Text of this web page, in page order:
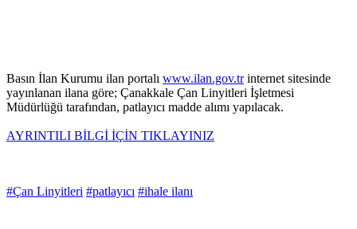
Basın İlan Kurumu ilan portalı www.ilan.gov.trinternet sitesinde
yayınlanan ilana göre; Çanakkale Çan Linyitleri İşletmesi
Müdürlüğü tarafından, patlayıcı madde alımı yapılacak.
AYRINTILI BİLGİ İÇİN TIKLAYINIZ
#Çan Linyitleri #patlayıcı #ihale ilanı